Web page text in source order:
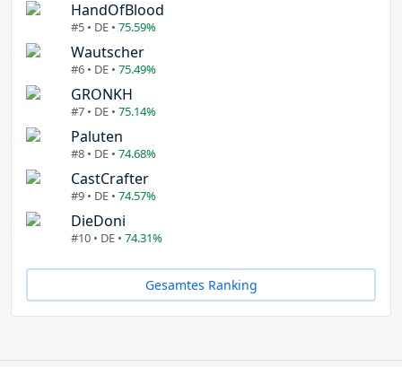
HandOfBlood
#5 • DE • 75.59%
Wautscher
#6 • DE • 75.49%
GRONKH
#7 • DE • 75.14%
Paluten
#8 • DE • 74.68%
CastCrafter
#9 • DE • 74.57%
DieDoni
#10 • DE • 74.31%
Gesamtes Ranking